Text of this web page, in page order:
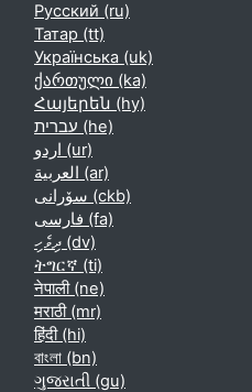
Русский ‎(ru)‎
Татар ‎(tt)‎
Українська ‎(uk)‎
ქართული ‎(ka)‎
Հայերեն ‎(hy)‎
עברית ‎(he)‎
اردو ‎(ur)‎
العربية ‎(ar)‎
سۆرانی ‎(ckb)‎
فارسی ‎(fa)‎
ދިވެހި ‎(dv)‎
ትግርኛ ‎(ti)‎
नेपाली ‎(ne)‎
मराठी ‎(mr)‎
हिंदी ‎(hi)‎
বাংলা ‎(bn)‎
ગુજરાતી ‎(gu)‎